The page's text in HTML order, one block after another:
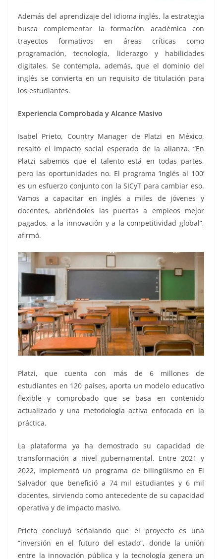
Además del aprendizaje del idioma inglés, la estrategia
busca complementar la formación académica con
trayectos formativos en áreas críticas como
programación, tecnología, liderazgo y habilidades
digitales. Se contempla, además, que el dominio del
inglés se convierta en un requisito de titulación para
los estudiantes.
Experiencia Comprobada y Alcance Masivo
Isabel Prieto, Country Manager de Platzi en México,
resaltó el impacto social esperado de la alianza. “En
Platzi sabemos que el talento está en todas partes,
pero las oportunidades no. El programa ‘Inglés al 100’
es un esfuerzo conjunto con la SICyT para cambiar eso.
Vamos a capacitar en inglés a miles de jóvenes y
docentes, abriéndoles las puertas a empleos mejor
pagados, a la innovación y a la competitividad global”,
afirmó.
Platzi, que cuenta con más de 6 millones de
estudiantes en 120 países, aporta un modelo educativo
flexible y comprobado que se basa en contenido
actualizado y una metodología activa enfocada en la
práctica.
La plataforma ya ha demostrado su capacidad de
transformación a nivel gubernamental. Entre 2021 y
2022, implementó un programa de bilingüismo en El
Salvador que benefició a 74 mil estudiantes y 6 mil
docentes, sirviendo como antecedente de su capacidad
operativa y de impacto masivo.
Prieto concluyó señalando que el proyecto es una
“inversión en el futuro del estado”, donde la unión
entre la innovación pública y la tecnología genera un